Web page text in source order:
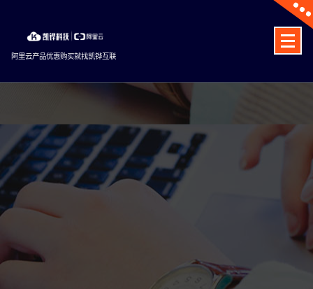
content
阿里云产品优惠购买就找凯铧互联